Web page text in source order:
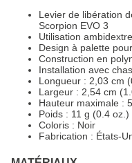
Levier de libération
Scorpion EVO 3
Utilisation ambidextre
Design à palette
Construction en
Installation avec
Longueur : 2,03 cm
Largeur : 2,54 cm
Hauteur maximale :
Poids : 11 g (0.4 oz.)
Coloris : Noir
Fabrication : États-